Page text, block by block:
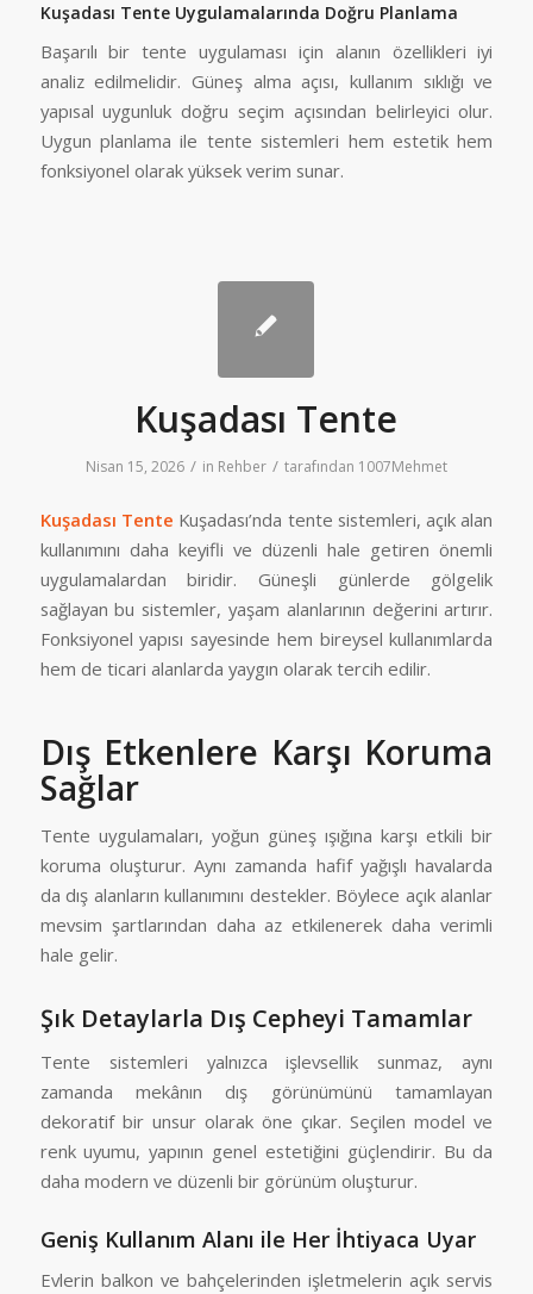
Kuşadası Tente Uygulamalarında Doğru Planlama
Başarılı bir tente uygulaması için alanın özellikleri iyi
analiz edilmelidir. Güneş alma açısı, kullanım sıklığı ve
yapısal uygunluk doğru seçim açısından belirleyici olur.
Uygun planlama ile tente sistemleri hem estetik hem
fonksiyonel olarak yüksek verim sunar.
Kuşadası Tente
Nisan 15, 2026 / in Rehber / tarafından 1007Mehmet
Kuşadası Tente Kuşadası’nda tente sistemleri, açık alan
kullanımını daha keyifli ve düzenli hale getiren önemli
uygulamalardan biridir. Güneşli günlerde gölgelik
sağlayan bu sistemler, yaşam alanlarının değerini artırır.
Fonksiyonel yapısı sayesinde hem bireysel kullanımlarda
hem de ticari alanlarda yaygın olarak tercih edilir.
Dış Etkenlere Karşı Koruma
Sağlar
Tente uygulamaları, yoğun güneş ışığına karşı etkili bir
koruma oluşturur. Aynı zamanda hafif yağışlı havalarda
da dış alanların kullanımını destekler. Böylece açık alanlar
mevsim şartlarından daha az etkilenerek daha verimli
hale gelir.
Şık Detaylarla Dış Cepheyi Tamamlar
Tente sistemleri yalnızca işlevsellik sunmaz, aynı
zamanda mekânın dış görünümünü tamamlayan
dekoratif bir unsur olarak öne çıkar. Seçilen model ve
renk uyumu, yapının genel estetiğini güçlendirir. Bu da
daha modern ve düzenli bir görünüm oluşturur.
Geniş Kullanım Alanı ile Her İhtiyaca Uyar
Evlerin balkon ve bahçelerinden işletmelerin açık servis